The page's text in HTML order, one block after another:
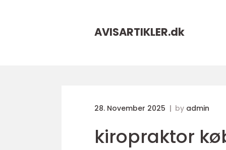
AVISARTIKLER.dk
28. November 2025 by admin
kiropraktor